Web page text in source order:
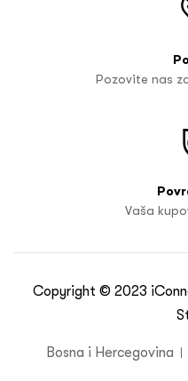
Pozovite nas
Vaša
Copyright © 2023
Bosna i Hercegovina